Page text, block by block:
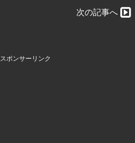
次の記事へ
スポンサーリンク